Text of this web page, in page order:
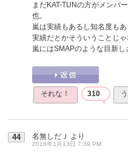
まだKAT-TUNの方がメンバ
也。
嵐は実績もあるし知名度も
実績だとかそういうことじゃ
嵐にはSMAPのような目新し
それな！ 310
44 名無しだＪ より
2016年1月13日 7:39 PM